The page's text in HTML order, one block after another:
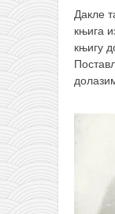
Дакле
књига
књигу